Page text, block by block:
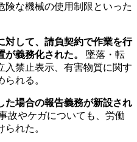
険な機械の使用制限といった
対して、請負契約で作業を行
義務化された。
墜落・転
入禁止表示、有害物質に関す
れる。
た場合の報告義務が新設され
故やケガについても、労働
れた。